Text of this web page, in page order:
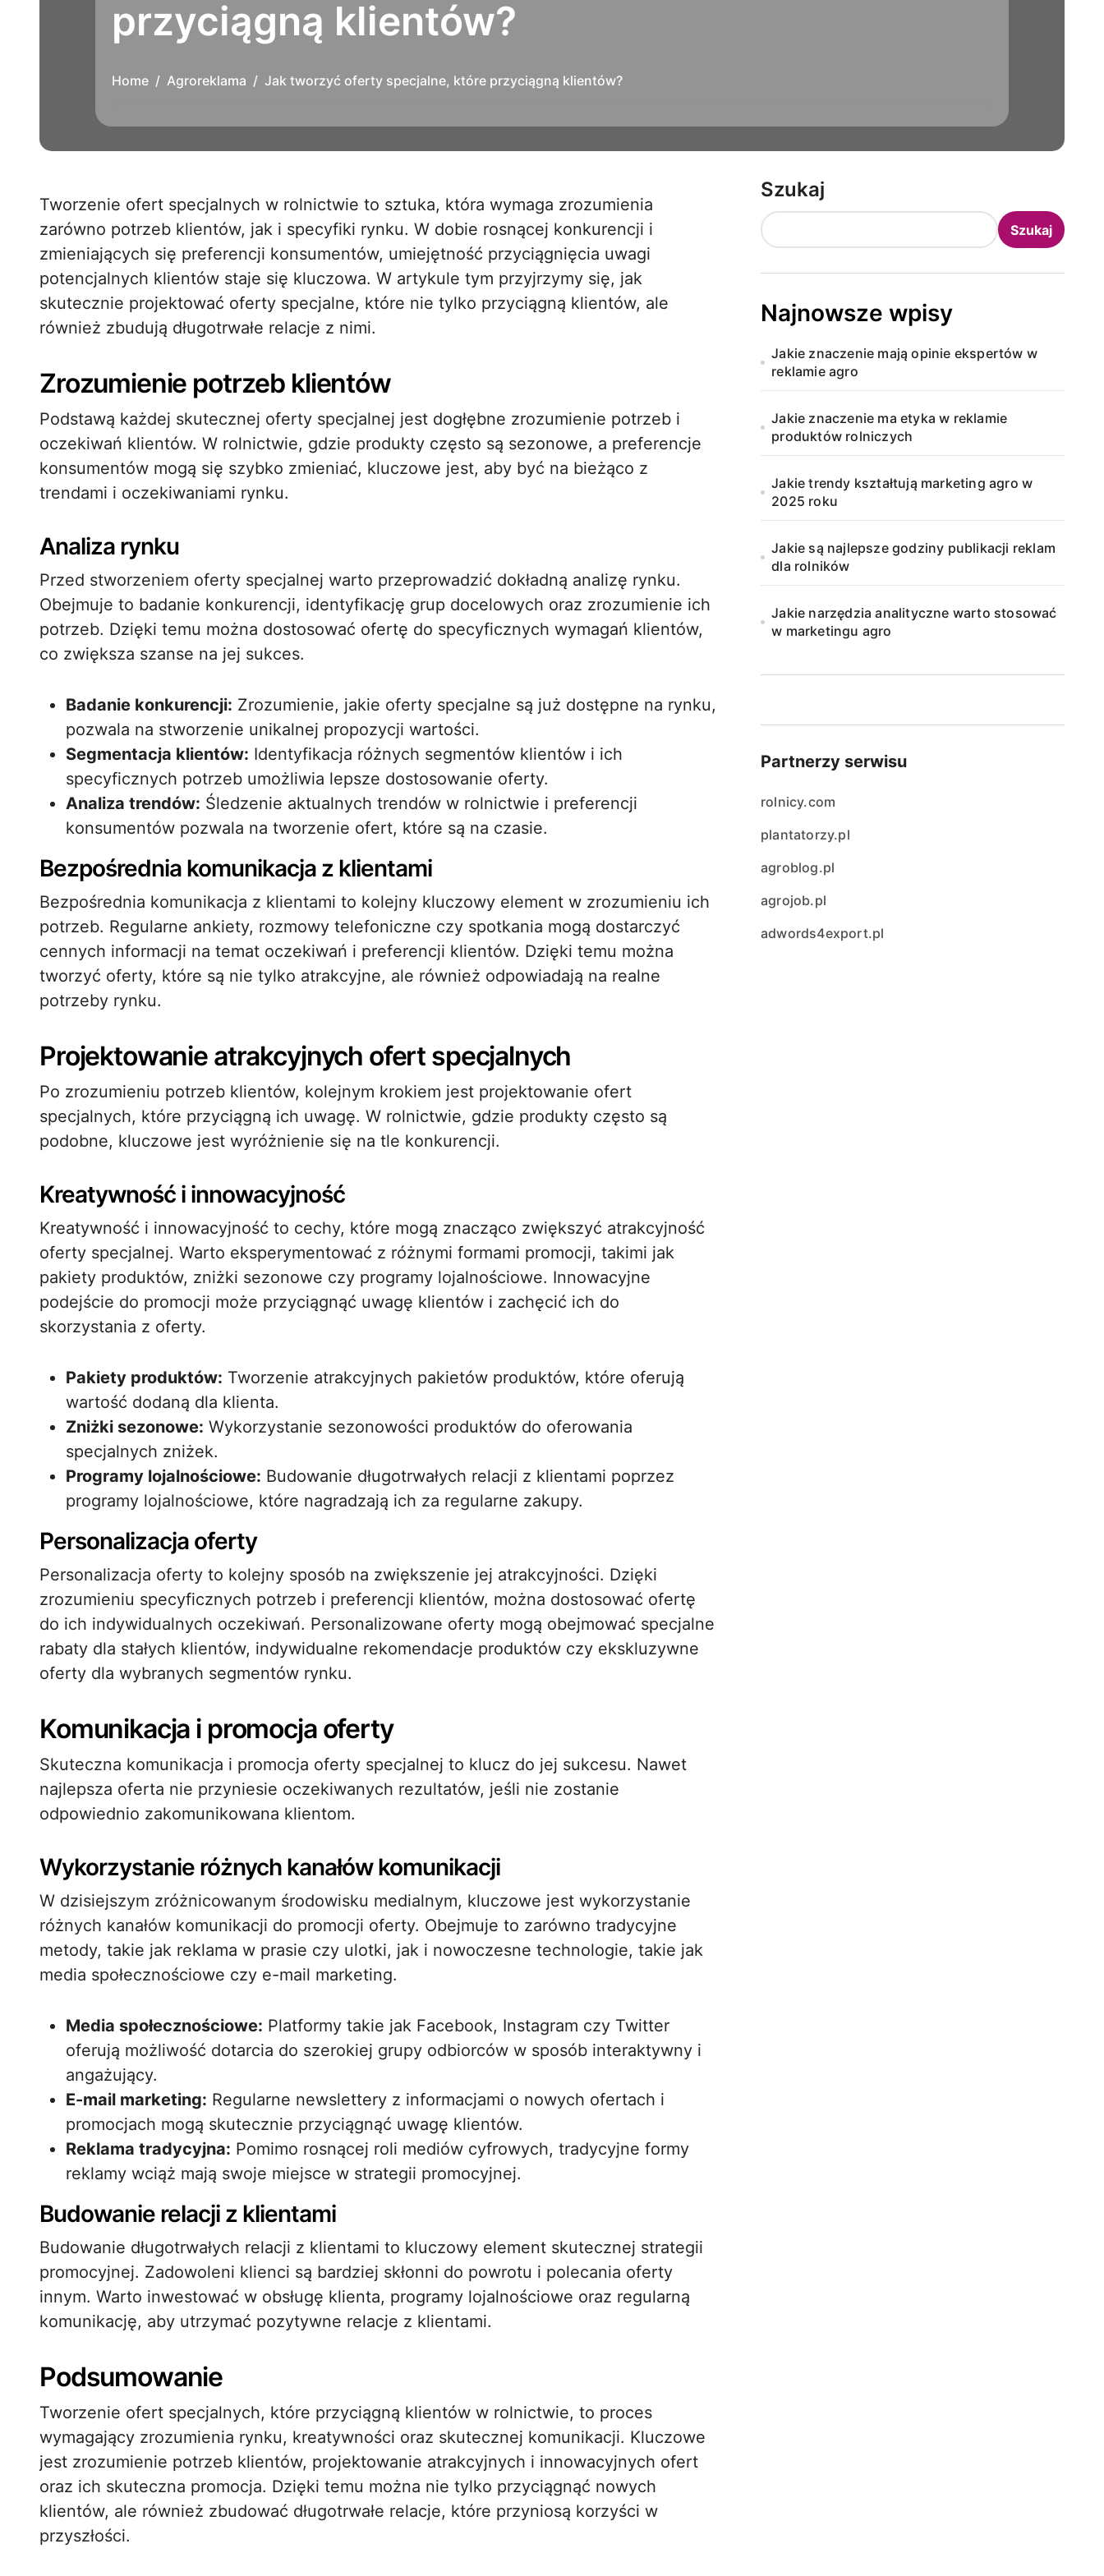
przyciągną klientów?
Home Agroreklama Jak tworzyć oferty specjalne, które przyciągną klientów?
Tworzenie ofert specjalnych w rolnictwie to sztuka, która wymaga zrozumienia
zarówno potrzeb klientów, jak i specyfiki rynku. W dobie rosnącej konkurencji i
zmieniających się preferencji konsumentów, umiejętność przyciągnięcia uwagi
potencjalnych klientów staje się kluczowa. W artykule tym przyjrzymy się, jak
skutecznie projektować oferty specjalne, które nie tylko przyciągną klientów, ale
również zbudują długotrwałe relacje z nimi.
Zrozumienie potrzeb klientów
Podstawą każdej skutecznej oferty specjalnej jest dogłębne zrozumienie potrzeb i
oczekiwań klientów. W rolnictwie, gdzie produkty często są sezonowe, a preferencje
konsumentów mogą się szybko zmieniać, kluczowe jest, aby być na bieżąco z
trendami i oczekiwaniami rynku.
Analiza rynku
Przed stworzeniem oferty specjalnej warto przeprowadzić dokładną analizę rynku.
Obejmuje to badanie konkurencji, identyfikację grup docelowych oraz zrozumienie ich
potrzeb. Dzięki temu można dostosować ofertę do specyficznych wymagań klientów,
co zwiększa szanse na jej sukces.
Badanie konkurencji: Zrozumienie, jakie oferty specjalne są już dostępne na rynku,
pozwala na stworzenie unikalnej propozycji wartości.
Segmentacja klientów: Identyfikacja różnych segmentów klientów i ich
specyficznych potrzeb umożliwia lepsze dostosowanie oferty.
Analiza trendów: Śledzenie aktualnych trendów w rolnictwie i preferencji
konsumentów pozwala na tworzenie ofert, które są na czasie.
Bezpośrednia komunikacja z klientami
Bezpośrednia komunikacja z klientami to kolejny kluczowy element w zrozumieniu ich
potrzeb. Regularne ankiety, rozmowy telefoniczne czy spotkania mogą dostarczyć
cennych informacji na temat oczekiwań i preferencji klientów. Dzięki temu można
tworzyć oferty, które są nie tylko atrakcyjne, ale również odpowiadają na realne
potrzeby rynku.
Projektowanie atrakcyjnych ofert specjalnych
Po zrozumieniu potrzeb klientów, kolejnym krokiem jest projektowanie ofert
specjalnych, które przyciągną ich uwagę. W rolnictwie, gdzie produkty często są
podobne, kluczowe jest wyróżnienie się na tle konkurencji.
Kreatywność i innowacyjność
Kreatywność i innowacyjność to cechy, które mogą znacząco zwiększyć atrakcyjność
oferty specjalnej. Warto eksperymentować z różnymi formami promocji, takimi jak
pakiety produktów, zniżki sezonowe czy programy lojalnościowe. Innowacyjne
podejście do promocji może przyciągnąć uwagę klientów i zachęcić ich do
skorzystania z oferty.
Pakiety produktów: Tworzenie atrakcyjnych pakietów produktów, które oferują
wartość dodaną dla klienta.
Zniżki sezonowe: Wykorzystanie sezonowości produktów do oferowania
specjalnych zniżek.
Programy lojalnościowe: Budowanie długotrwałych relacji z klientami poprzez
programy lojalnościowe, które nagradzają ich za regularne zakupy.
Personalizacja oferty
Personalizacja oferty to kolejny sposób na zwiększenie jej atrakcyjności. Dzięki
zrozumieniu specyficznych potrzeb i preferencji klientów, można dostosować ofertę
do ich indywidualnych oczekiwań. Personalizowane oferty mogą obejmować specjalne
rabaty dla stałych klientów, indywidualne rekomendacje produktów czy ekskluzywne
oferty dla wybranych segmentów rynku.
Komunikacja i promocja oferty
Skuteczna komunikacja i promocja oferty specjalnej to klucz do jej sukcesu. Nawet
najlepsza oferta nie przyniesie oczekiwanych rezultatów, jeśli nie zostanie
odpowiednio zakomunikowana klientom.
Wykorzystanie różnych kanałów komunikacji
W dzisiejszym zróżnicowanym środowisku medialnym, kluczowe jest wykorzystanie
różnych kanałów komunikacji do promocji oferty. Obejmuje to zarówno tradycyjne
metody, takie jak reklama w prasie czy ulotki, jak i nowoczesne technologie, takie jak
media społecznościowe czy e-mail marketing.
Media społecznościowe: Platformy takie jak Facebook, Instagram czy Twitter
oferują możliwość dotarcia do szerokiej grupy odbiorców w sposób interaktywny i
angażujący.
E-mail marketing: Regularne newslettery z informacjami o nowych ofertach i
promocjach mogą skutecznie przyciągnąć uwagę klientów.
Reklama tradycyjna: Pomimo rosnącej roli mediów cyfrowych, tradycyjne formy
reklamy wciąż mają swoje miejsce w strategii promocyjnej.
Budowanie relacji z klientami
Budowanie długotrwałych relacji z klientami to kluczowy element skutecznej strategii
promocyjnej. Zadowoleni klienci są bardziej skłonni do powrotu i polecania oferty
innym. Warto inwestować w obsługę klienta, programy lojalnościowe oraz regularną
komunikację, aby utrzymać pozytywne relacje z klientami.
Podsumowanie
Tworzenie ofert specjalnych, które przyciągną klientów w rolnictwie, to proces
wymagający zrozumienia rynku, kreatywności oraz skutecznej komunikacji. Kluczowe
jest zrozumienie potrzeb klientów, projektowanie atrakcyjnych i innowacyjnych ofert
oraz ich skuteczna promocja. Dzięki temu można nie tylko przyciągnąć nowych
klientów, ale również zbudować długotrwałe relacje, które przyniosą korzyści w
przyszłości.
Szukaj
Szukaj
Najnowsze wpisy
Jakie znaczenie mają opinie ekspertów w
reklamie agro
Jakie znaczenie ma etyka w reklamie
produktów rolniczych
Jakie trendy kształtują marketing agro w
2025 roku
Jakie są najlepsze godziny publikacji reklam
dla rolników
Jakie narzędzia analityczne warto stosować
w marketingu agro
Partnerzy serwisu
rolnicy.com
plantatorzy.pl
agroblog.pl
agrojob.pl
adwords4export.pl